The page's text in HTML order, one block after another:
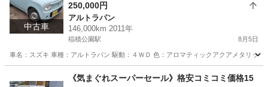
中古車
250,000円
アルトラパン
146,000km 2011年
稲積公園駅 8月5日
車名：スズキ 車種：アルトラパン 駆動：４ＷＤ 色：アロマティックアクアメタリッ
稲積公園駅 アルトラパン 預かり金
《気まぐれスーパーセール》格安コミコミ価格15